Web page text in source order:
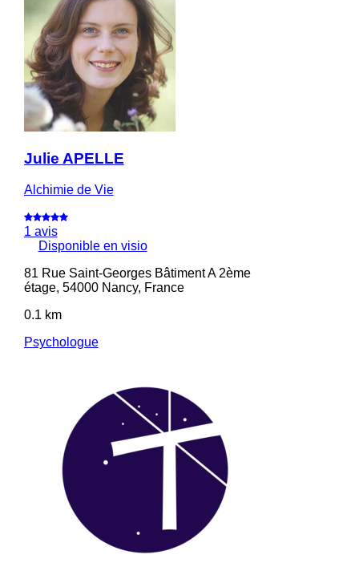
Julie APELLE
Alchimie de Vie
1 avis
Disponible en visio
81 Rue Saint-Georges Bâtiment A 2ème
étage, 54000 Nancy, France
0.1 km
Psychologue